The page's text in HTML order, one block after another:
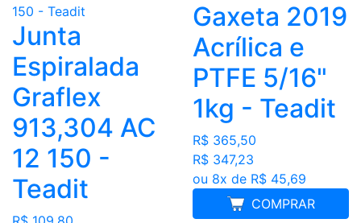
Junta
Espiralada
Graflex
913,304 AC
12 150 -
Teadit
Gaxeta 2019
Acrílica e
PTFE 5/16"
1kg - Teadit
R$ 365,50
R$ 347,23
ou 8x de R$ 45,69
COMPRAR